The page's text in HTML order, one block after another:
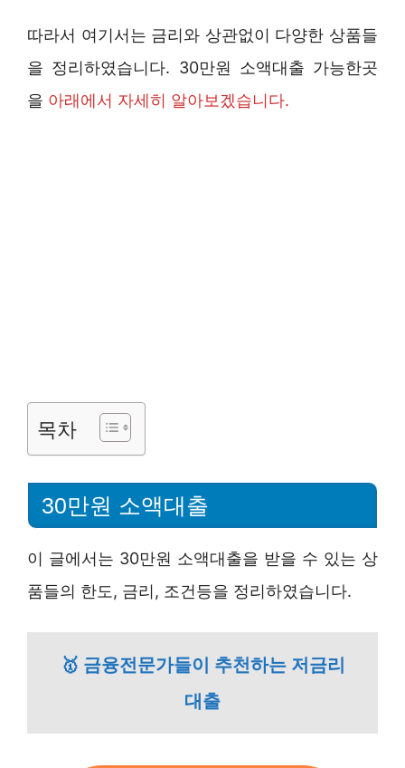
따라서 여기서는 금리와 상관없이 다양한 상품들
을 정리하였습니다. 30만원 소액대출 가능한곳
을 아래에서 자세히 알아보겠습니다.
목차
30만원 소액대출
이 글에서는 30만원 소액대출을 받을 수 있는 상
품들의 한도, 금리, 조건등을 정리하였습니다.
🥇 금융전문가들이 추천하는 저금리
대출